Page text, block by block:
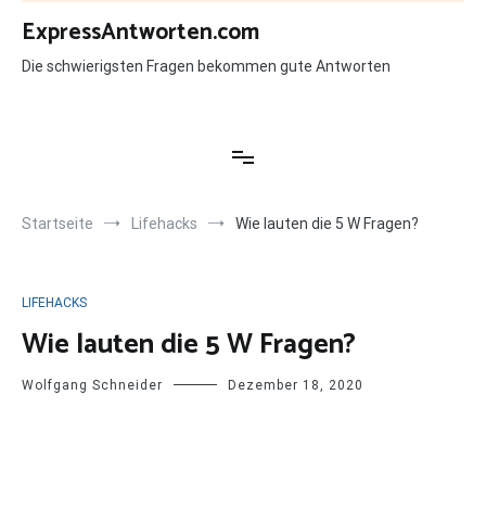
Zum
Inhalt
springen
ExpressAntworten.com
Die schwierigsten Fragen bekommen gute Antworten
Startseite Lifehacks Wie lauten die 5 W Fragen?
LIFEHACKS
Wie lauten die 5 W Fragen?
Wolfgang Schneider Dezember 18, 2020